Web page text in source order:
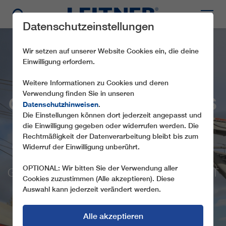
GRÜNE MOBILITÄT ALS
MOTOR FÜR
TRADITIONS-
TOURISMUSORT VOSS
GRÖSSTE SEILBAHN NORDEUROPAS IST T
EIL EINES NACHHALTIGEN V
Datenschutzeinstellungen
Wir setzen auf unserer Website Cookies ein, die deine
Einwilligung erfordern.
Weitere Informationen zu Cookies und deren
Verwendung finden Sie in unseren
Datenschutzhinweisen.
Die Einstellungen können dort jederzeit angepasst und
die Einwilligung gegeben oder widerrufen werden. Die
Rechtmäßigkeit der Datenverarbeitung bleibt bis zum
Widerruf der Einwilligung unberührt.
OPTIONAL: Wir bitten Sie der Verwendung aller
Cookies zuzustimmen (Alle akzeptieren). Diese
Auswahl kann jederzeit verändert werden.
Alle akzeptieren